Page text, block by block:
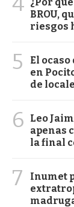
BROU,
riesgos
5
El
en
de
6
Leo
apenas
la final
7
Inumet